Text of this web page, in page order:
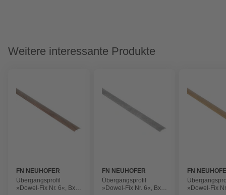
Weitere interessante Produkte
FN NEUHOFER
Übergangsprofil
»Dowel-Fix Nr. 6«, BxL:
FN NEUHOFER
Übergangsprofil
»Dowel-Fix Nr. 6«, BxL:
FN
»Dowel-Fix